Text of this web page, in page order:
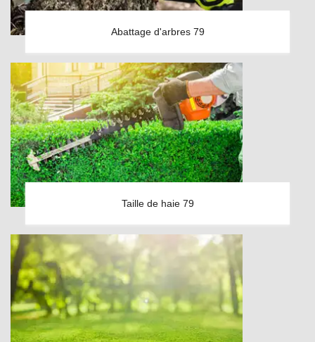
Abattage d'arbres 79
Taille de haie 79